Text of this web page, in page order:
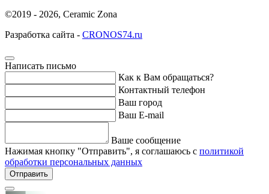
©2019 - 2026, Ceramic Zona
Разработка сайта - CRONOS74.ru
Написать письмо
Как к Вам обращаться?
Контактный телефон
Ваш город
Ваш E-mail
Ваше сообщение
Нажимая кнопку "Отправить", я соглашаюсь с политикой
обработки персональных данных
Отправить